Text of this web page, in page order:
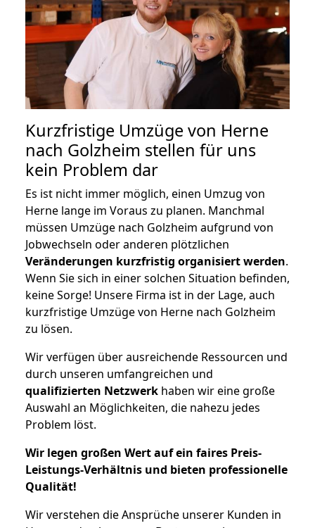
Kurzfristige Umzüge von Herne
nach Golzheim stellen für uns
kein Problem dar
Es ist nicht immer möglich, einen Umzug von
Herne lange im Voraus zu planen. Manchmal
müssen Umzüge nach Golzheim aufgrund von
Jobwechseln oder anderen plötzlichen
Veränderungen kurzfristig organisiert werden.
Wenn Sie sich in einer solchen Situation befinden,
keine Sorge! Unsere Firma ist in der Lage, auch
kurzfristige Umzüge von Herne nach Golzheim
zu lösen.
Wir verfügen über ausreichende Ressourcen und
durch unseren umfangreichen und
qualifizierten Netzwerk haben wir eine große
Auswahl an Möglichkeiten, die nahezu jedes
Problem löst.
Wir legen großen Wert auf ein faires Preis-
Leistungs-Verhältnis und bieten professionelle
Qualität!
Wir verstehen die Ansprüche unserer Kunden in